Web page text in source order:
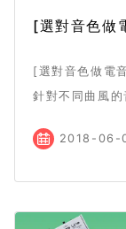
[選對音色做
[選對音色做電
針對不同曲風
2018-06-